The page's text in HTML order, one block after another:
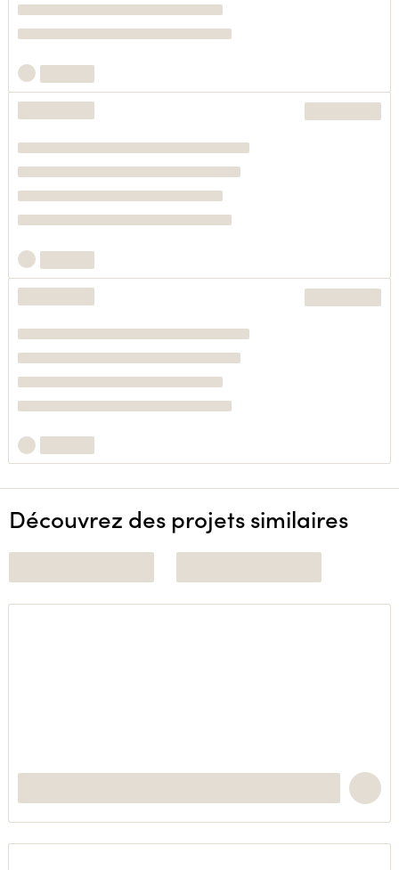
Découvrez des projets similaires